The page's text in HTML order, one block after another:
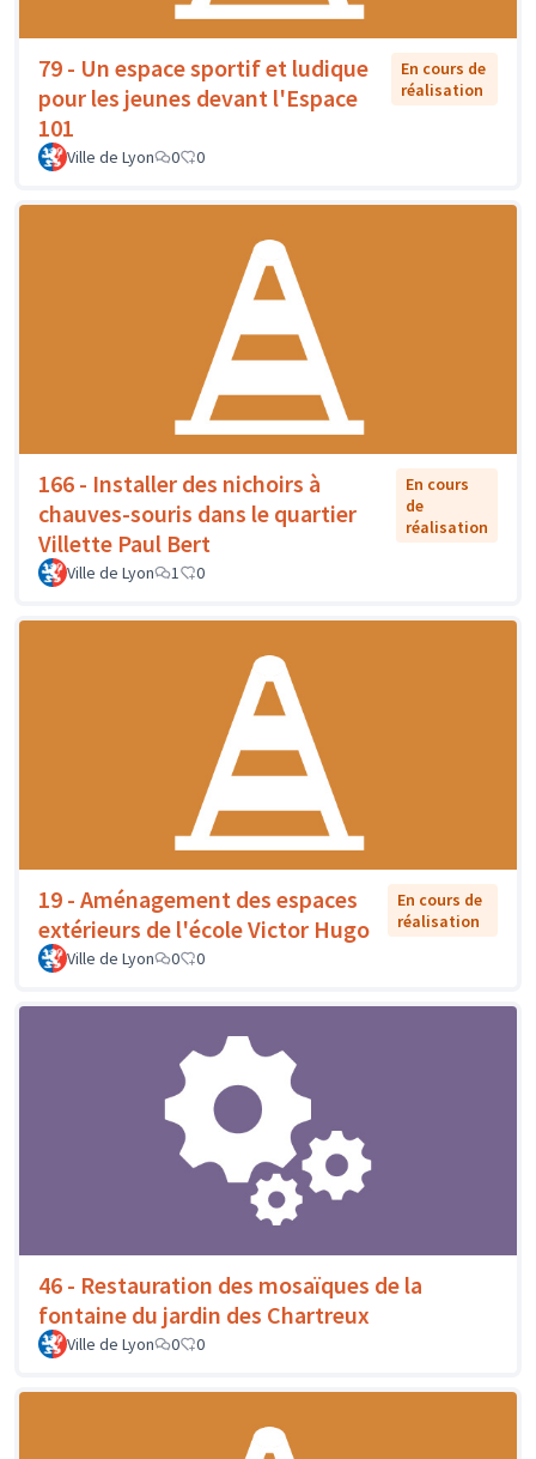
79 - Un espace sportif et ludique
pour les jeunes devant l'Espace
101
En cours de
réalisation
Ville de Lyon 0 0
166 - Installer des nichoirs à
chauves-souris dans le quartier
Villette Paul Bert
En cours
de
réalisation
Ville de Lyon 1 0
19 - Aménagement des espaces
extérieurs de l'école Victor Hugo
En cours de
réalisation
Ville de Lyon
0 0
46 - Restauration des mosaïques de la
fontaine du jardin des Chartreux
Ville de Lyon 0 0